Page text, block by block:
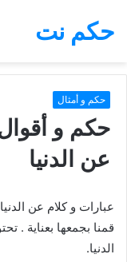
حكم نت
حكم و أمثال
عن الدنيا
عبارات و كلام عن
الدنيا.